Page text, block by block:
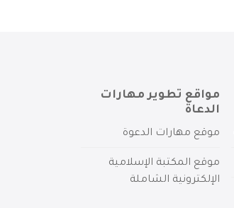
مواقع تطوير مهارات
الدعاة
موقع مهارات الدعوة
موقع المكتبة الإسلامية
الإلكترونية الشاملة